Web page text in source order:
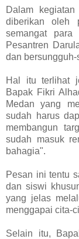
Dalam
diberikan oleh
semangat
Pesantren
dan
Hal itu terlihat
Bapak Fikri
Medan yang
sudah harus
membangun
sudah masuk
bahagia".
Pesan ini tentu
dan siswi
yang jelas
menggapai cita-
Selain itu,